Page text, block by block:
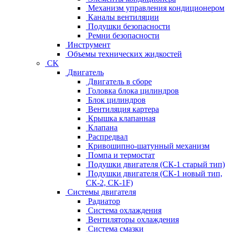
Механизм управления кондиционером
Каналы вентиляции
Подушки безопасности
Ремни безопасности
Инструмент
Объемы технических жидкостей
CK
Двигатель
Двигатель в сборе
Головка блока цилиндров
Блок цилиндров
Вентиляция картера
Крышка клапанная
Клапана
Распредвал
Кривошипно-шатунный механизм
Помпа и термостат
Подушки двигателя (СК-1 старый тип)
Подушки двигателя (СК-1 новый тип,
СК-2, СК-1F)
Системы двигателя
Радиатор
Система охлаждения
Вентиляторы охлаждения
Система смазки